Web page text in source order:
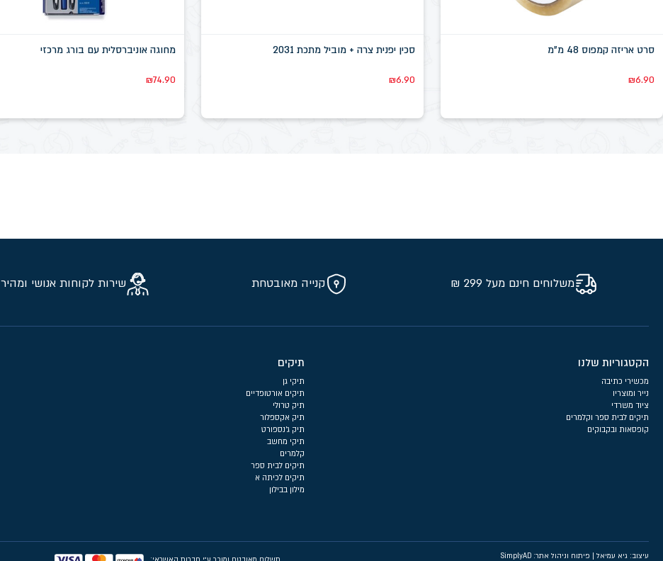
סרט אריזה קמפוס 48 מ"מ
₪6.90
סכין יפנית צרה + מוביל מתכת 2031
₪6.90
מחוגה אוניברסלית עם בורג מרכזי
₪74.90
משלוחים חינם מעל 299 ₪ קנייה מאובטחת שירות לקוחות אנושי ומהיר
הקטגוריות שלנו
מכשירי כתיבה
נייר ומוצריו
ציוד משרדי
תיקים לבית ספר וקלמרים
קופסאות ובקבוקים
תיקים
תיקי גן
תיקים אורטופדיים
תיק טרולי
תיק אקספלור
תיק ג'נספורט
תיקי מחשב
קלמרים
תיקים לבית ספר
תיקים לכיתה א
מילון בבילון
עיצוב: גיא עמיאל | פיתוח וניהול אתר: SimplyAD